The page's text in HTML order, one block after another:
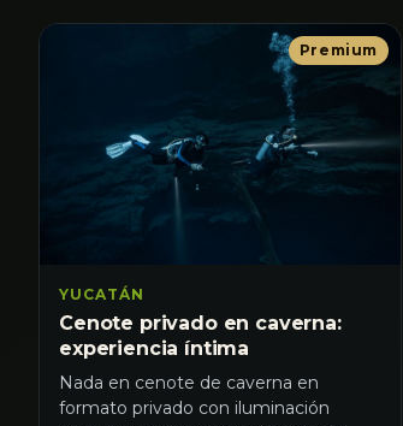
Premium
YUCATÁN
Cenote privado en caverna:
experiencia íntima
Nada en cenote de caverna en
formato privado con iluminación